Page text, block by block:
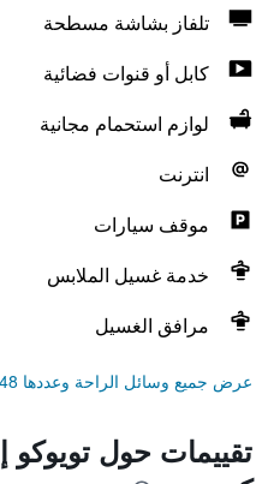
تلفاز بشاشة مسطحة
كابل أو قنوات فضائية
لوازم استحمام مجانية
انترنت
موقف سيارات
خدمة غسيل الملابس
مرافق الغسيل
عرض جميع وسائل الراحة وعددها 48
تقييمات حول تويوكو